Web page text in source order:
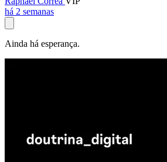
há 2 semanas
Ainda há esperança.